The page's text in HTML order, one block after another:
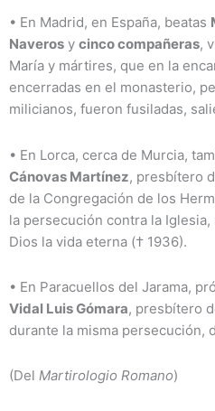
• En Madrid, en España, beatas
Naveros y cinco compañeras,
María y mártires, que en la
encerradas en el monasterio,
milicianos, fueron fusiladas,
• En Lorca, cerca de Murcia,
Cánovas Martínez, presbítero
de la Congregación de los
la persecución contra la
Dios la vida eterna († 1936).
• En Paracuellos del Jarama,
Vidal Luis Gómara, presbítero
durante la misma persecución,
(Del Martirologio Romano)